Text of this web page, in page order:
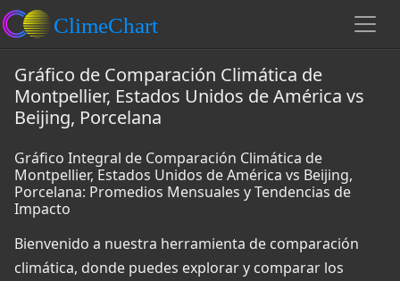
Gráfico de Comparación Climática de
Montpellier, Estados Unidos de América vs
Beijing, Porcelana
Gráfico Integral de Comparación Climática de
Montpellier, Estados Unidos de América vs Beijing,
Porcelana: Promedios Mensuales y Tendencias de
Impacto
Bienvenido a nuestra herramienta de comparación
climática, donde puedes explorar y comparar los